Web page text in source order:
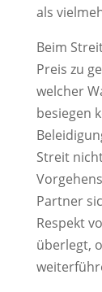
als
Beim
Preis zu
welcher
besiegen
Streit
Partner
Respekt
überlegt,